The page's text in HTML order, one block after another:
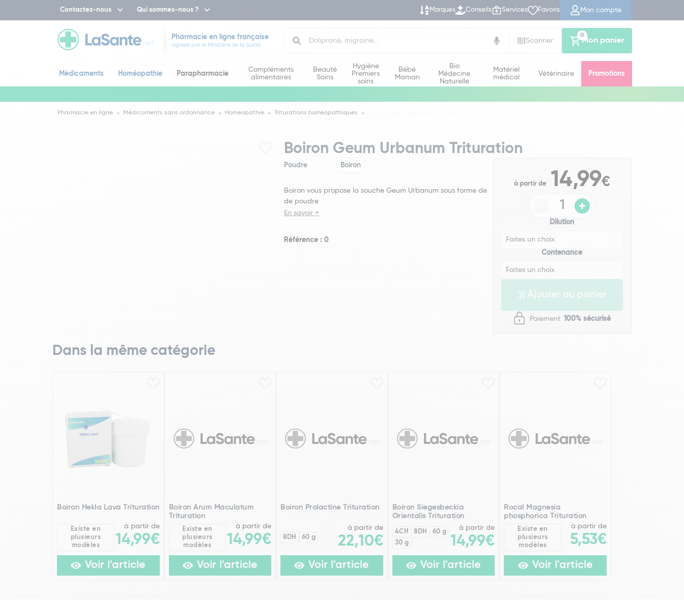
Contactez-nous Qui sommes-nous ? Marques Conseils Services Favoris Mon compte
Pharmacie en ligne française
agréée par le Ministère de la Santé
Scanner
Mon panier
0
Médicaments Homéopathie Parapharmacie
Compléments
alimentaires
Beauté
Soins
Hygiène
Premiers
soins
Bébé
Maman
Bio
Médecine
Naturelle
Matériel
médical
Vétérinaire Promotions
Pharmacie en ligne Médicaments sans ordonnance Homéopathie Triturations homéopathiques
Boiron Geum Urbanum Trituration
Poudre Boiron
Boiron vous propose la souche Geum Urbanum sous forme de
de poudre
En savoir +
Référence : 0
à partir de 14,99€
Dilution
Contenance
Ajouter au panier
Paiement 100% sécurisé
Dans la même catégorie
Boiron Hekla Lava Trituration
Existe en
plusieurs
modèles
à partir de
14,99€
Voir l'article
Boiron Arum Maculatum
Trituration
Existe en
plusieurs
modèles
à partir de
14,99€
Voir l'article
Boiron Prolactine Trituration
8DH 60 g
à partir de
22,10€
Voir l'article
Boiron Siegesbeckia
Orientalis Trituration
4CH 8DH
60 g
30 g
à partir de
14,99€
Voir l'article
Rocal Magnesia
phosphorica Trituration
Existe en
plusieurs
modèles
à partir de
5,53€
Voir l'article